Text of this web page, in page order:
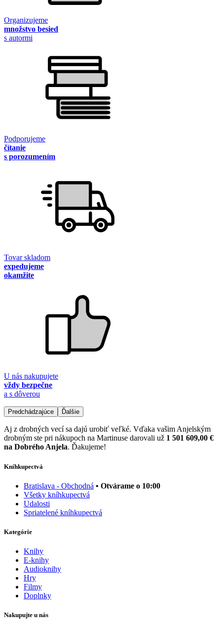
Organizujeme
množstvo besied
s autormi
Podporujeme
čítanie
s porozumením
Tovar skladom
expedujeme
okamžite
U nás nakupujete
vždy bezpečne
a s dôverou
Predchádzajúce Ďalšie
Aj z drobných vecí sa dajú urobiť veľké. Vďaka vašim Anjelským
drobným ste pri nákupoch na Martinuse darovali už 1 501 609,00 €
na Dobrého Anjela. Ďakujeme!
Kníhkupectvá
Bratislava - Obchodná • Otvárame o 10:00
Všetky kníhkupectvá
Udalosti
Spriatelené kníhkupectvá
Kategórie
Knihy
E-knihy
Audioknihy
Hry
Filmy
Doplnky
Nakupujte u nás